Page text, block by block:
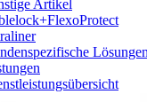
Artikel
Lösungen